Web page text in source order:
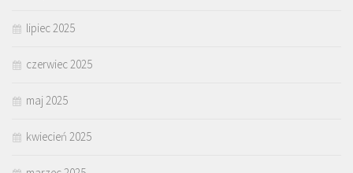
lipiec 2025
czerwiec 2025
maj 2025
kwiecień 2025